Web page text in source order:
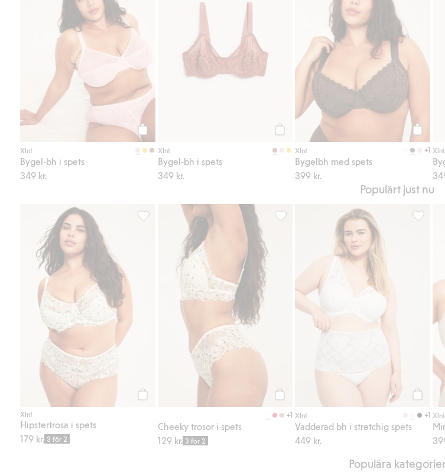
Köp
Xlnt
Bygel-bh i spets
349 kr.
Xlnt
Bygel-bh i spets
349 kr.
Köp
Xlnt +1
Bygelbh med spets
399 kr.
Xlnt
Populärt just nu
Xlnt
Hipstertrosa i spets
179 kr. 3 för 2
Hipstertrosa i spets, Lägg till i favoriter
+1
Cheeky trosor i spets
129 kr. 3 för 2
Cheeky trosor i spets, Lägg till i favoriter
Xlnt +1
Vadderad bh i stretchig spets
449 kr.
Xlnt
Populära kategorier